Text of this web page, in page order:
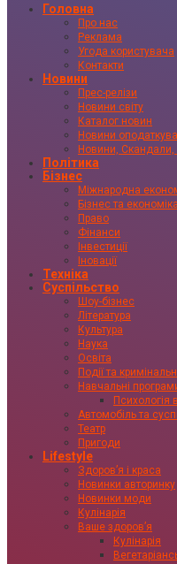
Головна
Про нас
Реклама
Угода користувача
Контакти
Новини
Прес-релізи
Новини світу
Каталог новин
Новини
Новини, Скандали,
Політика
Бізнес
Міжнародна
Бізнес та економіка
Право
Фінанси
Інвестиції
Іновації
Техніка
Суспільство
Шоу-бізнес
Література
Культура
Наука
Освіта
Події та
Навчальні
Психологія
Автомобіль та
Театр
Пригоди
Lifestyle
Здоровʼя і краса
Новинки авторинку
Новинки моди
Кулінарія
Ваше здоровʼя
Кулінарія